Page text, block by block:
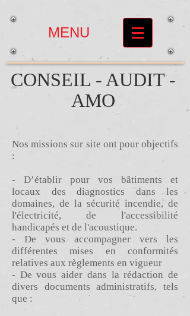
MENU
CONSEIL - AUDIT -
AMO
Nos missions sur site ont pour objectifs
:
- D’établir pour vos bâtiments et
locaux des diagnostics dans les
domaines, de la sécurité incendie, de
l'électricité, de l'accessibilité
handicapés et de l'acoustique.
- De vous accompagner vers les
différentes mises en conformités
relatives aux règlements en vigueur
- De vous aider dans la rédaction de
divers documents administratifs, tels
que :